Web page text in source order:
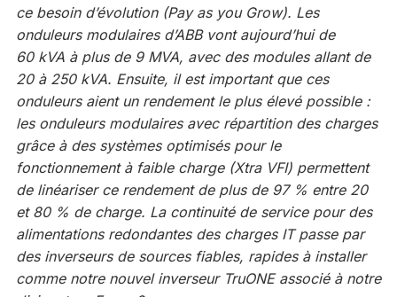
ce besoin d’évolution (Pay as you Grow). Les
onduleurs modulaires d’ABB vont aujourd’hui de
60 kVA à plus de 9 MVA, avec des modules allant de
20 à 250 kVA. Ensuite, il est important que ces
onduleurs aient un rendement le plus élevé possible :
les onduleurs modulaires avec répartition des charges
grâce à des systèmes optimisés pour le
fonctionnement à faible charge (Xtra VFI) permettent
de linéariser ce rendement de plus de 97 % entre 20
et 80 % de charge. La continuité de service pour des
alimentations redondantes des charges IT passe par
des inverseurs de sources fiables, rapides à installer
comme notre nouvel inverseur TruONE associé à notre